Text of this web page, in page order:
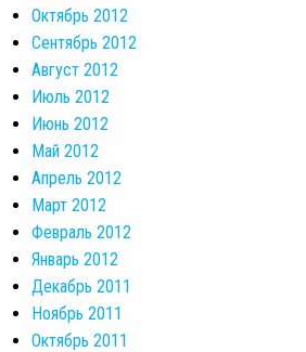
Октябрь 2012
Сентябрь 2012
Август 2012
Июль 2012
Июнь 2012
Май 2012
Апрель 2012
Март 2012
Февраль 2012
Январь 2012
Декабрь 2011
Ноябрь 2011
Октябрь 2011